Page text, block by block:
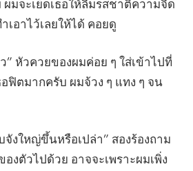
มจะเย็ดเธอให้ลืมรสชาติความจืด
อาไว้เลยให้ได้ คอยดู
” หัวควยของผมค่อย ๆ ใส่เข้าไปที่
ฟิตมากครับ ผมจ้วง ๆ แทง ๆ จน
งใหญ่ขึ้นหรือเปล่า” สองร้องถาม
งตัวไปด้วย อาจจะเพราะผมเพิ่ง